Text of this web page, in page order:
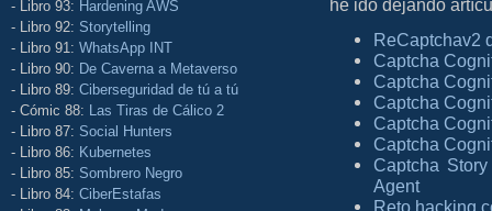
- Libro 93: Hardening AWS
- Libro 92: Storytelling
- Libro 91: WhatsApp INT
- Libro 90: De Caverna a Metaverso
- Libro 89: Ciberseguridad de tú a tú
- Cómic 88: Las Tiras de Cálico 2
- Libro 87: Social Hunters
- Libro 86: Kubernetes
- Libro 85: Sombrero Negro
- Libro 84: CiberEstafas
he ido dejando
ReCaptchav2
Captcha
Captcha
Captcha
Captcha
Captcha
Captcha
Agent
Reto hacking